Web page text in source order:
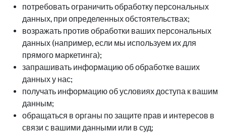
потребовать ограничить обработку персональных
данных, при определенных обстоятельствах;
возражать против обработки ваших персональных
данных (например, если мы используем их для
прямого маркетинга);
запрашивать информацию об обработке ваших
данных у нас;
получать информацию об условиях доступа к вашим
данным;
обращаться в органы по защите прав и интересов в
связи с вашими данными или в суд;